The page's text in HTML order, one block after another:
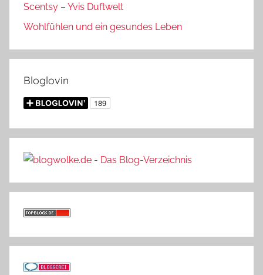
Scentsy – Yvis Duftwelt
Wohlfühlen und ein gesundes Leben
Bloglovin